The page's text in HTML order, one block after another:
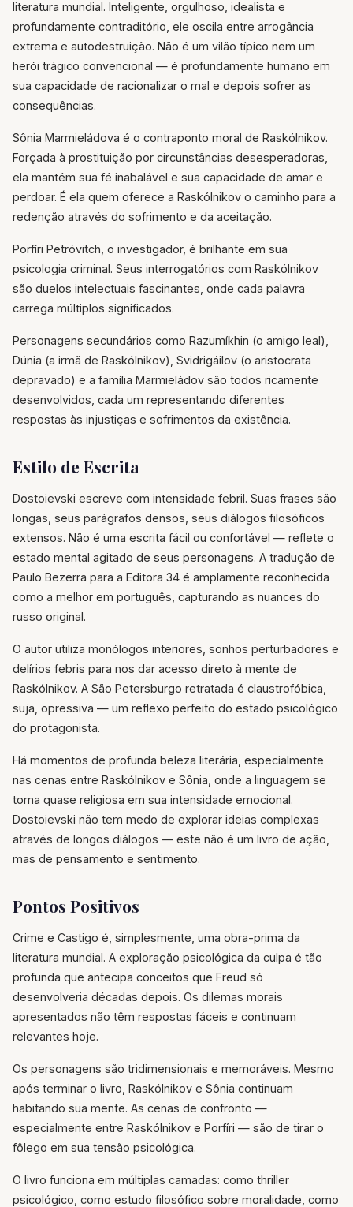
literatura mundial. Inteligente, orgulhoso, idealista e
profundamente contraditório, ele oscila entre arrogância
extrema e autodestruição. Não é um vilão típico nem um
herói trágico convencional — é profundamente humano em
sua capacidade de racionalizar o mal e depois sofrer as
consequências.
Sônia Marmieládova é o contraponto moral de Raskólnikov.
Forçada à prostituição por circunstâncias desesperadoras,
ela mantém sua fé inabalável e sua capacidade de amar e
perdoar. É ela quem oferece a Raskólnikov o caminho para a
redenção através do sofrimento e da aceitação.
Porfíri Petróvitch, o investigador, é brilhante em sua
psicologia criminal. Seus interrogatórios com Raskólnikov
são duelos intelectuais fascinantes, onde cada palavra
carrega múltiplos significados.
Personagens secundários como Razumíkhin (o amigo leal),
Dúnia (a irmã de Raskólnikov), Svidrigáilov (o aristocrata
depravado) e a família Marmieládov são todos ricamente
desenvolvidos, cada um representando diferentes
respostas às injustiças e sofrimentos da existência.
Estilo de Escrita
Dostoievski escreve com intensidade febril. Suas frases são
longas, seus parágrafos densos, seus diálogos filosóficos
extensos. Não é uma escrita fácil ou confortável — reflete o
estado mental agitado de seus personagens. A tradução de
Paulo Bezerra para a Editora 34 é amplamente reconhecida
como a melhor em português, capturando as nuances do
russo original.
O autor utiliza monólogos interiores, sonhos perturbadores e
delírios febris para nos dar acesso direto à mente de
Raskólnikov. A São Petersburgo retratada é claustrofóbica,
suja, opressiva — um reflexo perfeito do estado psicológico
do protagonista.
Há momentos de profunda beleza literária, especialmente
nas cenas entre Raskólnikov e Sônia, onde a linguagem se
torna quase religiosa em sua intensidade emocional.
Dostoievski não tem medo de explorar ideias complexas
através de longos diálogos — este não é um livro de ação,
mas de pensamento e sentimento.
Pontos Positivos
Crime e Castigo é, simplesmente, uma obra-prima da
literatura mundial. A exploração psicológica da culpa é tão
profunda que antecipa conceitos que Freud só
desenvolveria décadas depois. Os dilemas morais
apresentados não têm respostas fáceis e continuam
relevantes hoje.
Os personagens são tridimensionais e memoráveis. Mesmo
após terminar o livro, Raskólnikov e Sônia continuam
habitando sua mente. As cenas de confronto —
especialmente entre Raskólnikov e Porfíri — são de tirar o
fôlego em sua tensão psicológica.
O livro funciona em múltiplas camadas: como thriller
psicológico, como estudo filosófico sobre moralidade, como